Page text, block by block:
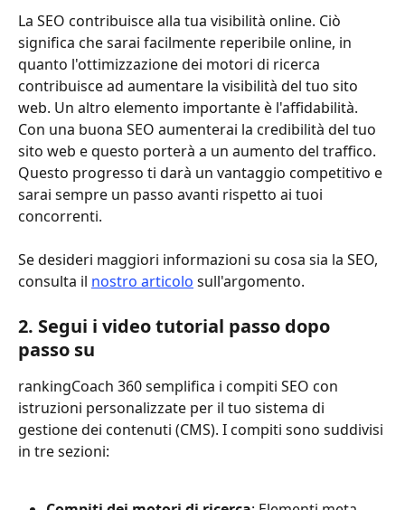
La SEO contribuisce alla tua visibilità online. Ciò
significa che sarai facilmente reperibile online, in
quanto l'ottimizzazione dei motori di ricerca
contribuisce ad aumentare la visibilità del tuo sito
web. Un altro elemento importante è l'affidabilità.
Con una buona SEO aumenterai la credibilità del tuo
sito web e questo porterà a un aumento del traffico.
Questo progresso ti darà un vantaggio competitivo e
sarai sempre un passo avanti rispetto ai tuoi
concorrenti.
Se desideri maggiori informazioni su cosa sia la SEO,
consulta il nostro articolo sull'argomento.
2. Segui i video tutorial passo dopo
passo su
rankingCoach 360 semplifica i compiti SEO con
istruzioni personalizzate per il tuo sistema di
gestione dei contenuti (CMS). I compiti sono suddivisi
in tre sezioni: